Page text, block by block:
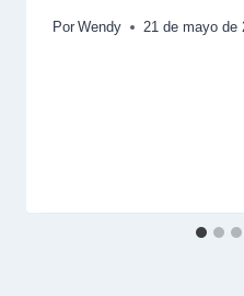
Por Wendy 21 de mayo de